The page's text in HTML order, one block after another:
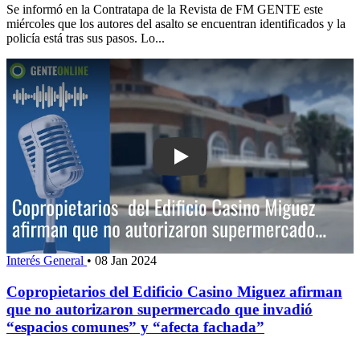
Se informó en la Contratapa de la Revista de FM GENTE este
miércoles que los autores del asalto se encuentran identificados y la
policía está tras sus pasos. Lo...
Play: Copropietarios del
Interés General • 08 Jan 2024
Copropietarios del Edificio Casino Miguez afirman
que no autorizaron supermercado que invadió
“espacios comunes” y “afecta fachada”